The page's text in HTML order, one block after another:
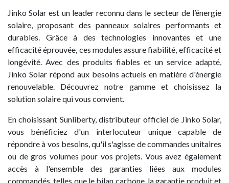
Jinko Solar est un leader reconnu dans le secteur de l’énergie
solaire, proposant des panneaux solaires performants et
durables. Grâce à des technologies innovantes et une
efficacité éprouvée, ces modules assure fiabilité, efficacité et
longévité. Avec des produits fiables et un service adapté,
Jinko Solar répond aux besoins actuels en matière d'énergie
renouvelable. Découvrez notre gamme et choisissez la
solution solaire qui vous convient.
En choisissant Sunliberty, distributeur officiel de Jinko Solar,
vous bénéficiez d'un interlocuteur unique capable de
répondre à vos besoins, qu'il s'agisse de commandes unitaires
ou de gros volumes pour vos projets. Vous avez également
accès à l'ensemble des garanties liées aux modules
commandés, telles que le bilan carbone, la garantie produit et